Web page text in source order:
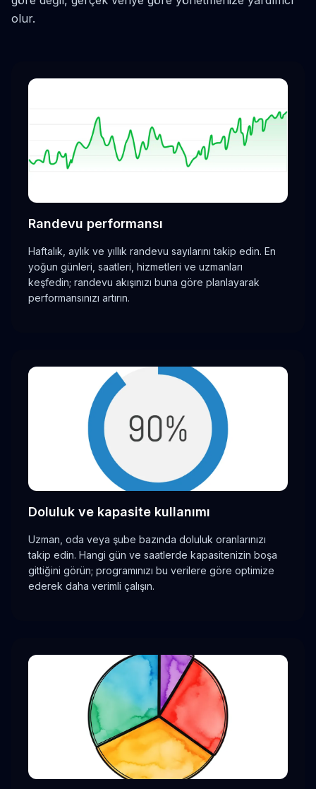
olur.
Randevu performansı
Haftalık, aylık ve yıllık randevu sayılarını takip edin. En
yoğun günleri, saatleri, hizmetleri ve uzmanları
keşfedin; randevu akışınızı buna göre planlayarak
performansınızı artırın.
Doluluk ve kapasite kullanımı
Uzman, oda veya şube bazında doluluk oranlarınızı
takip edin. Hangi gün ve saatlerde kapasitenizin boşa
gittiğini görün; programınızı bu verilere göre optimize
ederek daha verimli çalışın.